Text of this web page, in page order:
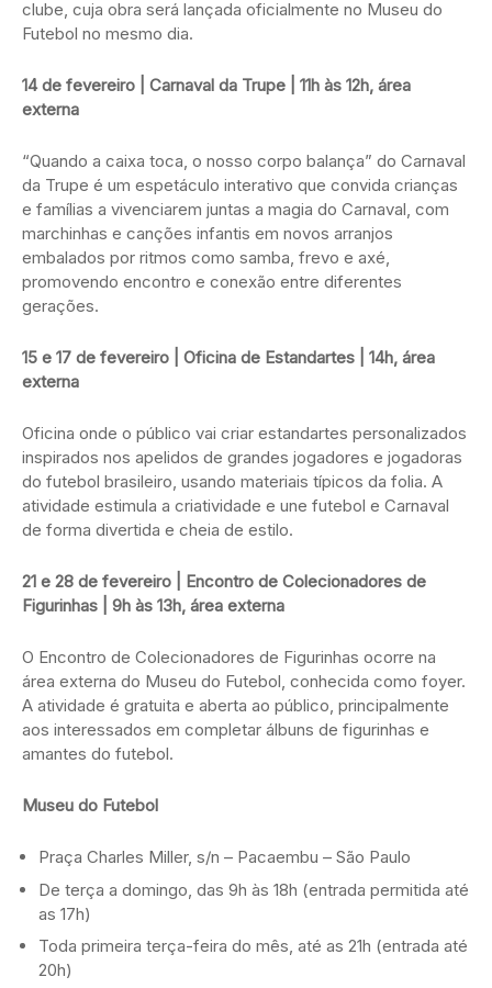
clube, cuja obra será lançada oficialmente no Museu do
Futebol no mesmo dia.
14 de fevereiro | Carnaval da Trupe | 11h às 12h, área
externa
“Quando a caixa toca, o nosso corpo balança” do Carnaval
da Trupe é um espetáculo interativo que convida crianças
e famílias a vivenciarem juntas a magia do Carnaval, com
marchinhas e canções infantis em novos arranjos
embalados por ritmos como samba, frevo e axé,
promovendo encontro e conexão entre diferentes
gerações.
15 e 17 de fevereiro | Oficina de Estandartes | 14h, área
externa
Oficina onde o público vai criar estandartes personalizados
inspirados nos apelidos de grandes jogadores e jogadoras
do futebol brasileiro, usando materiais típicos da folia. A
atividade estimula a criatividade e une futebol e Carnaval
de forma divertida e cheia de estilo.
21 e 28 de fevereiro | Encontro de Colecionadores de
Figurinhas | 9h às 13h, área externa
O Encontro de Colecionadores de Figurinhas ocorre na
área externa do Museu do Futebol, conhecida como foyer.
A atividade é gratuita e aberta ao público, principalmente
aos interessados em completar álbuns de figurinhas e
amantes do futebol.
Museu do Futebol
Praça Charles Miller, s/n – Pacaembu – São Paulo
De terça a domingo, das 9h às 18h (entrada permitida até
as 17h)
Toda primeira terça-feira do mês, até as 21h (entrada até
20h)